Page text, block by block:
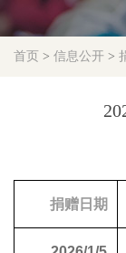
首页 > 信息公开 >
捐赠日期